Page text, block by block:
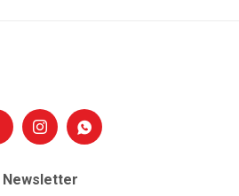
 
Newsletter